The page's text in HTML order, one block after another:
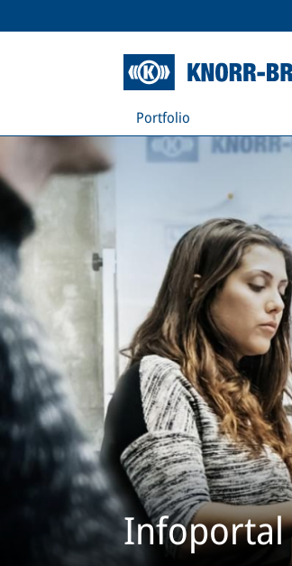
Portfolio
Infoportal